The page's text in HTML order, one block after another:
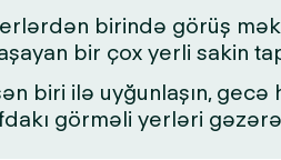
birində görüş
bir çox yerli sakin
biri ilə uyğunlaşın,
görməli yerləri